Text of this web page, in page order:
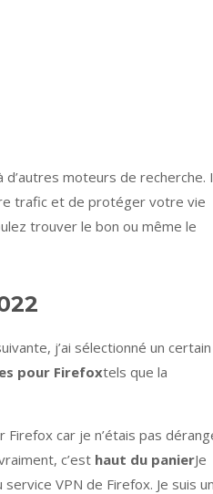
moteurs de recherche.
trafic et de protéger votre vie
trouver le bon ou même le
j’ai sélectionné un certain
pour Firefoxtels que la
car je n’étais pas
c’est haut du panierJe
VPN de Firefox. Je suis